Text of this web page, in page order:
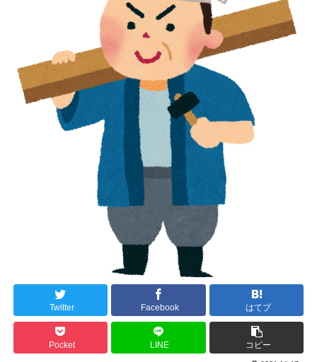
Twitter Facebook はてブ
Pocket LINE コピー